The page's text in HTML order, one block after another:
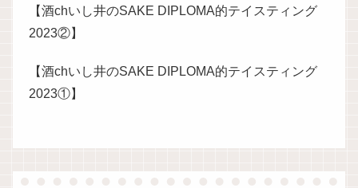
【酒chいし井のSAKE DIPLOMA的テイスティング
2023②】
【酒chいし井のSAKE DIPLOMA的テイスティング
2023①】